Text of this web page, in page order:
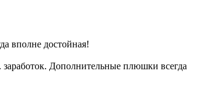
вполне достойная!
Дополнительные плюшки всегда